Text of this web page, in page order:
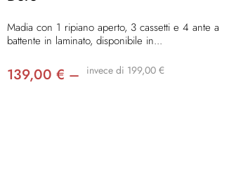
Madia con 1 ripiano aperto, 3 cassetti e 4 ante a
battente in laminato, disponibile in...
139,00 € – invece di 199,00 €